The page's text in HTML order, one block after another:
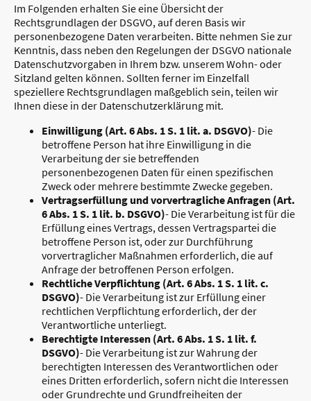
Im Folgenden erhalten Sie eine Übersicht der
Rechtsgrundlagen der DSGVO, auf deren Basis wir
personenbezogene Daten verarbeiten. Bitte nehmen Sie zur
Kenntnis, dass neben den Regelungen der DSGVO nationale
Datenschutzvorgaben in Ihrem bzw. unserem Wohn- oder
Sitzland gelten können. Sollten ferner im Einzelfall
speziellere Rechtsgrundlagen maßgeblich sein, teilen wir
Ihnen diese in der Datenschutzerklärung mit.
Einwilligung (Art. 6 Abs. 1 S. 1 lit. a. DSGVO)- Die
betroffene Person hat ihre Einwilligung in die
Verarbeitung der sie betreffenden
personenbezogenen Daten für einen spezifischen
Zweck oder mehrere bestimmte Zwecke gegeben.
Vertragserfüllung und vorvertragliche Anfragen (Art.
6 Abs. 1 S. 1 lit. b. DSGVO)- Die Verarbeitung ist für die
Erfüllung eines Vertrags, dessen Vertragspartei die
betroffene Person ist, oder zur Durchführung
vorvertraglicher Maßnahmen erforderlich, die auf
Anfrage der betroffenen Person erfolgen.
Rechtliche Verpflichtung (Art. 6 Abs. 1 S. 1 lit. c.
DSGVO)- Die Verarbeitung ist zur Erfüllung einer
rechtlichen Verpflichtung erforderlich, der der
Verantwortliche unterliegt.
Berechtigte Interessen (Art. 6 Abs. 1 S. 1 lit. f.
DSGVO)- Die Verarbeitung ist zur Wahrung der
berechtigten Interessen des Verantwortlichen oder
eines Dritten erforderlich, sofern nicht die Interessen
oder Grundrechte und Grundfreiheiten der